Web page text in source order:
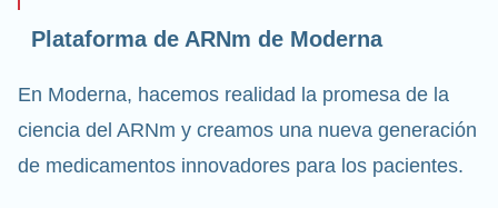
Plataforma de ARNm de Moderna
En Moderna, hacemos realidad la promesa de la
ciencia del ARNm y creamos una nueva generación
de medicamentos innovadores para los pacientes.